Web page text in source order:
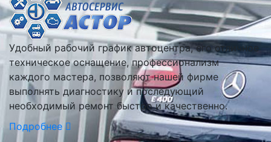
Удобный рабочий график автоцентра, его отличное
техническое оснащение, профессионализм
каждого мастера, позволяют нашей фирме
выполнять диагностику и последующий
необходимый ремонт быстро и качественно.
Подробнее